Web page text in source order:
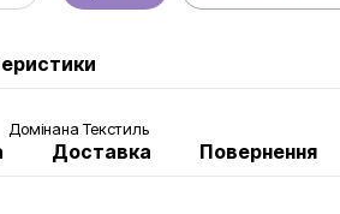
Домінана Текстиль
Доставка Повернення